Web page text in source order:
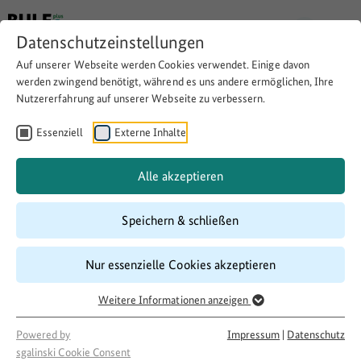
Datenschutzeinstellungen
Auf unserer Webseite werden Cookies verwendet. Einige davon
werden zwingend benötigt, während es uns andere ermöglichen, Ihre
Nutzererfahrung auf unserer Webseite zu verbessern.
Essenziell Externe Inhalte
Alle akzeptieren
Speichern & schließen
Nur essenzielle Cookies akzeptieren
Weitere Informationen anzeigen
Powered by
sgalinski Cookie Consent
Impressum | Datenschutz
Feriensprachcamp für 25
Kinder mit Deutsch als
Zweitsprache
Website besuchen Download
11/2017
Förderung